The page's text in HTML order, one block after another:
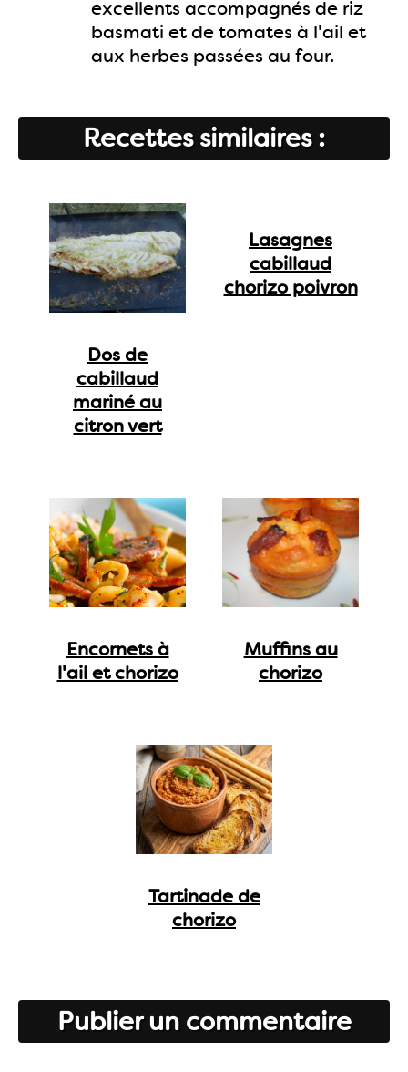
excellents accompagnés de riz
basmati et de tomates à l'ail et
aux herbes passées au four.
Recettes similaires :
Dos de
cabillaud
mariné au
citron vert
Lasagnes
cabillaud
chorizo poivron
Encornets à
l'ail et chorizo
Muffins au
chorizo
Tartinade de
chorizo
Publier un commentaire